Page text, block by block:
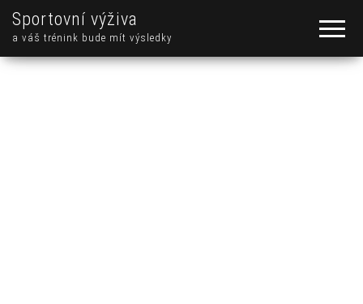
Sportovní výživa
a váš trénink bude mít výsledky